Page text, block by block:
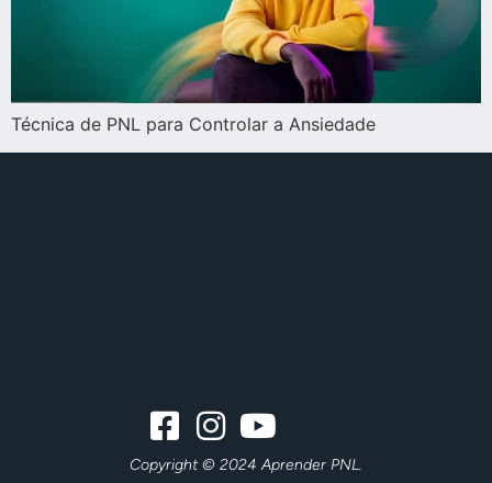
Técnica de PNL para Controlar a Ansiedade
Copyright © 2024 Aprender PNL.